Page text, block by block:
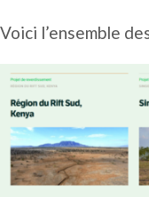
Voici l’ensemble